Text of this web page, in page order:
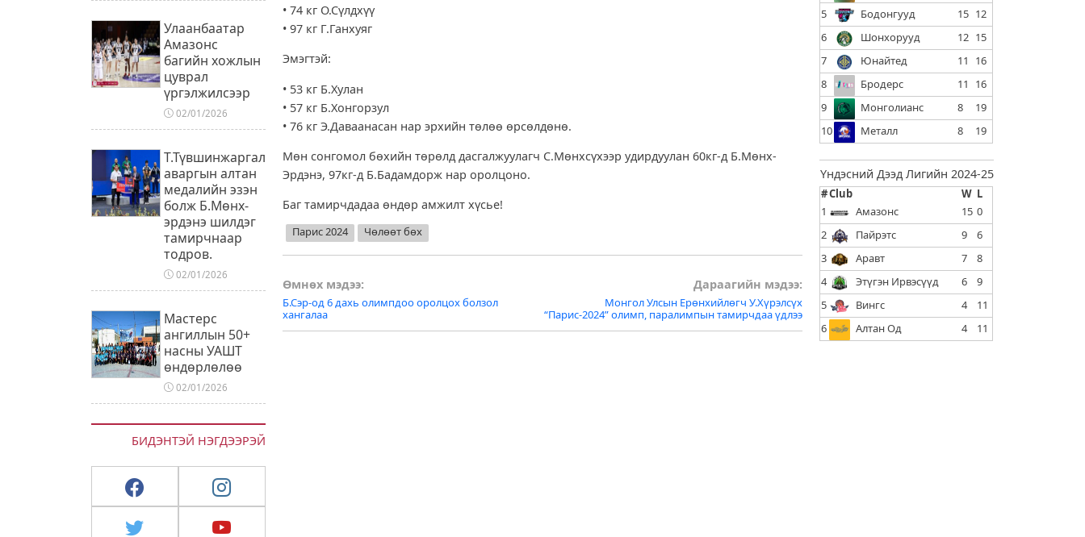
Улаанбаатар
Амазонс
багийн хожлын
цуврал
үргэлжилсээр
02/01/2026
Т.Түвшинжаргал
аваргын алтан
медалийн эзэн
болж Б.Мөнх-
эрдэнэ шилдэг
тамирчнаар
тодров.
02/01/2026
Мастерс
ангиллын 50+
насны УАШТ
өндөрлөлөө
02/01/2026
БИДЭНТЭЙ НЭГДЭЭРЭЙ
• 74 кг О.Сүлдхүү
• 97 кг Г.Ганхуяг
Эмэгтэй:
• 53 кг Б.Хулан
• 57 кг Б.Хонгорзул
• 76 кг Э.Даваанасан нар эрхийн төлөө өрсөлдөнө.
Мөн сонгомол бөхийн төрөлд дасгалжуулагч С.Мөнхсүхээр удирдуулан 60кг-д Б.Мөнх-
Эрдэнэ, 97кг-д Б.Бадамдорж нар оролцоно.
Баг тамирчдадаа өндөр амжилт хүсье!
Парис 2024 Чөлөөт бөх
Post
navigation
Өмнөх мэдээ:
Б.Сэр-од 6 дахь олимпдоо оролцох болзол
хангалаа
Дараагийн мэдээ:
Монгол Улсын Ерөнхийлөгч У.Хүрэлсүх
“Парис-2024” олимп, паралимпын тамирчдаа үдлээ
5
Бодонгууд 15 12
6
Шонхорууд 12 15
7
Юнайтед 11
16
8
Бродерс 11
16
9
Монголианс 8
19
10
Металл 8 19
Үндэсний Дээд Лигийн 2024-25
#Club W L
1
Амазонс 15 0
2
Пайрэтс 9
6
3
Аравт 7
8
4
Этүгэн Ирвэсүүд 6
9
5
Вингс 4
11
6
Алтан Од 4 11